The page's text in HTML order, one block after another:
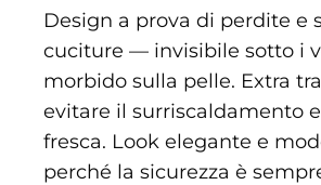
Design a prova di perdite e
cuciture — invisibile sotto i
morbido sulla pelle. Extra
evitare il surriscaldamento
fresca. Look elegante e
perché la sicurezza è